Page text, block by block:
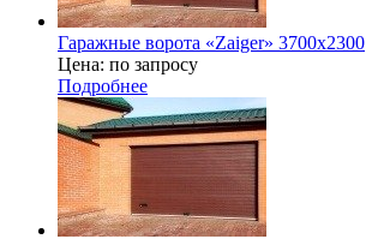
Гаражные ворота «Zaiger» 3700х2300
Цена: по запросу
Подробнее